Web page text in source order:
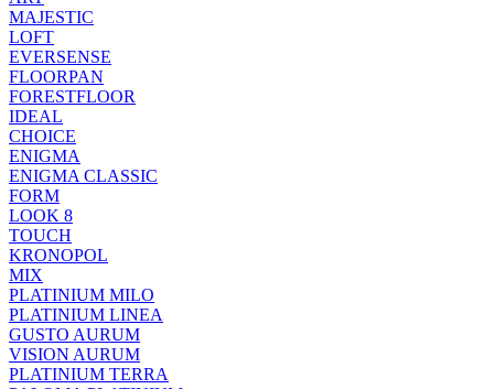
MAJESTIC
LOFT
EVERSENSE
FLOORPAN
FORESTFLOOR
IDEAL
CHOICE
ENIGMA
ENIGMA CLASSIC
FORM
LOOK 8
TOUCH
KRONOPOL
MIX
PLATINIUM MILO
PLATINIUM LINEA
GUSTO AURUM
VISION AURUM
PLATINIUM TERRA